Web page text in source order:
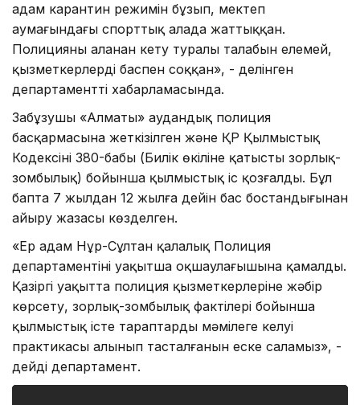
адам карантин режимін бұзып, мектеп
аумағындағы спорттық алаңда жаттыққан.
Полицияның алаңнан кету туралы талабын елемей,
қызметкерлерді баспен соққан», - делінген
департаменттің хабарламасында.
Заңбұзушы «Алматы» аудандық полиция
басқармасына жеткізілген және ҚР Қылмыстық
Кодексінің 380-бабы (Билік өкіліне қатысты зорлық-
зомбылық) бойынша қылмыстық іс қозғалды. Бұл
бапта 7 жылдан 12 жылға дейін бас бостандығынан
айыру жазасы көзделген.
«Ер адам Нұр-Сұлтан қалалық Полиция
департаментінің уақытша оқшаулағышына қамалды.
Қазіргі уақытта полиция қызметкерлеріне жәбір
көрсету, зорлық-зомбылық фактілері бойынша
қылмыстық істе тараптардың мәмілеге келуі
практикасы алынып тасталғанын еске саламыз», -
дейді департамент.